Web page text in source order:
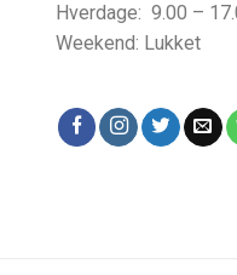
Hverdage: 9.00 –
Weekend: Lukket